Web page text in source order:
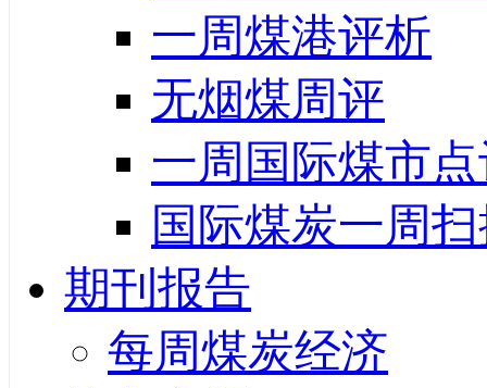
一周煤港评析
无烟煤周评
一周国际煤市
国际煤炭一周
期刊报告
每周煤炭经济